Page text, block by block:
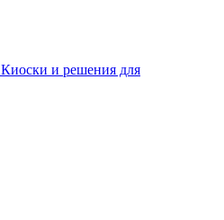
Киоски и решения для